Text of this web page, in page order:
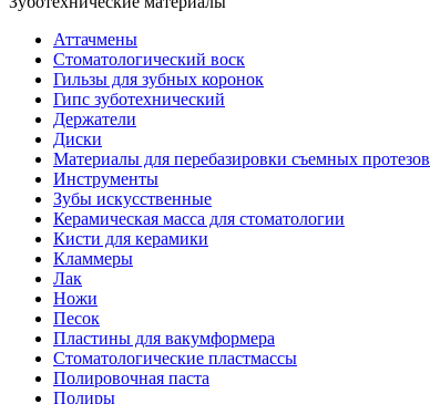
Аттачмены
Стоматологический воск
Гильзы для зубных коронок
Гипс зуботехнический
Держатели
Диски
Материалы для перебазировки съемных протезов
Инструменты
Зубы искусственные
Керамическая масса для стоматологии
Кисти для керамики
Кламмеры
Лак
Ножи
Песок
Пластины для вакумформера
Стоматологические пластмассы
Полировочная паста
Полиры